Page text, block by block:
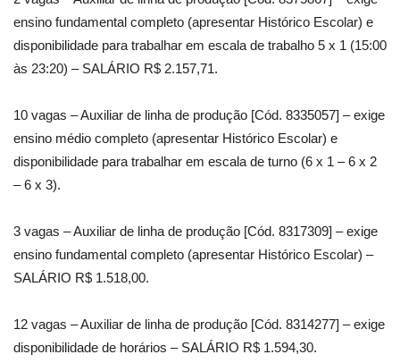
ensino fundamental completo (apresentar Histórico Escolar) e
disponibilidade para trabalhar em escala de trabalho 5 x 1 (15:00
às 23:20) – SALÁRIO R$ 2.157,71.
10 vagas – Auxiliar de linha de produção [Cód. 8335057] – exige
ensino médio completo (apresentar Histórico Escolar) e
disponibilidade para trabalhar em escala de turno (6 x 1 – 6 x 2
– 6 x 3).
3 vagas – Auxiliar de linha de produção [Cód. 8317309] – exige
ensino fundamental completo (apresentar Histórico Escolar) –
SALÁRIO R$ 1.518,00.
12 vagas – Auxiliar de linha de produção [Cód. 8314277] – exige
disponibilidade de horários – SALÁRIO R$ 1.594,30.